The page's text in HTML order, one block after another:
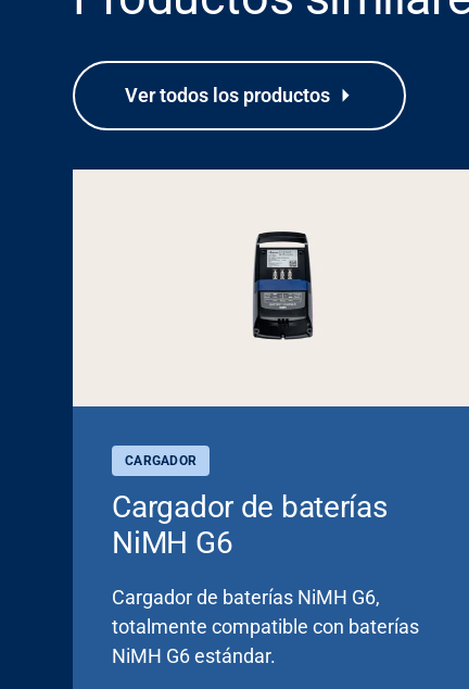
Ver todos los productos
CARGADOR
Cargador de baterías
NiMH G6
Cargador de baterías NiMH G6,
totalmente compatible con baterías
NiMH G6 estándar.